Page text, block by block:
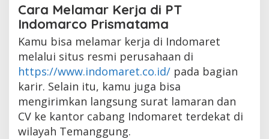
Cara Melamar Kerja di PT
Indomarco Prismatama
Kamu bisa melamar kerja di Indomaret
melalui situs resmi perusahaan di
https://www.indomaret.co.id/ pada bagian
karir. Selain itu, kamu juga bisa
mengirimkan langsung surat lamaran dan
CV ke kantor cabang Indomaret terdekat di
wilayah Temanggung.